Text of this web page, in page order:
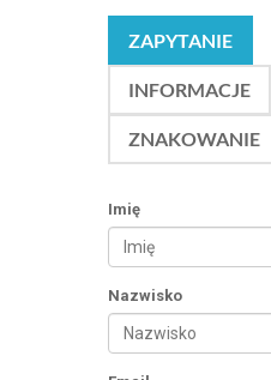
ZAPYTANIE
INFORMACJE
ZNAKOWANIE
Imię
Nazwisko